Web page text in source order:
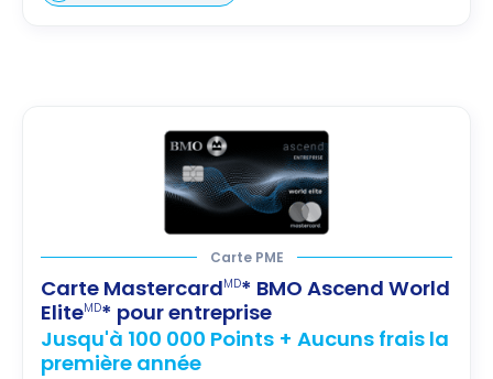
Carte PME
Carte MastercardMD* BMO Ascend World
EliteMD* pour entreprise
Jusqu'à 100 000 Points + Aucuns frais la
première année